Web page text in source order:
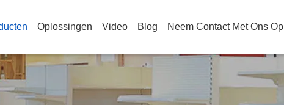
Oplossingen Video Blog Neem Contact Met Ons Op